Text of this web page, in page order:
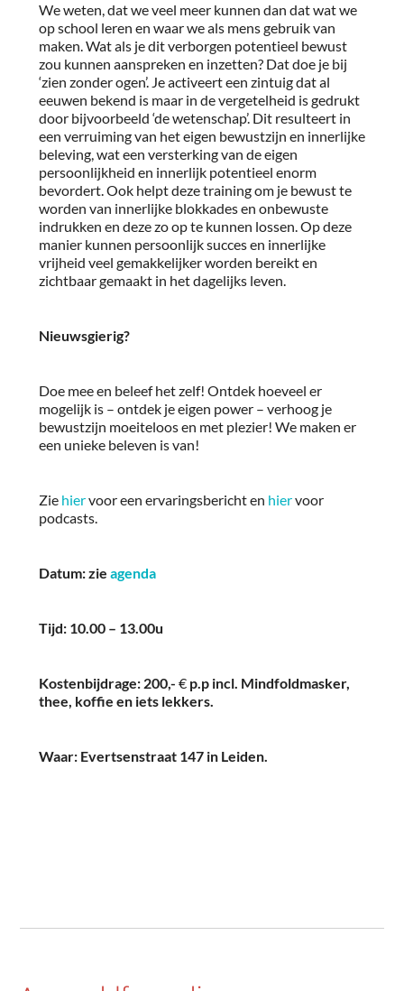
We weten, dat we veel meer kunnen dan dat wat we
op school leren en waar we als mens gebruik van
maken. Wat als je dit verborgen potentieel bewust
zou kunnen aanspreken en inzetten? Dat doe je bij
‘zien zonder ogen’. Je activeert een zintuig dat al
eeuwen bekend is maar in de vergetelheid is gedrukt
door bijvoorbeeld ‘de wetenschap’. Dit resulteert in
een verruiming van het eigen bewustzijn en innerlijke
beleving, wat een versterking van de eigen
persoonlijkheid en innerlijk potentieel enorm
bevordert. Ook helpt deze training om je bewust te
worden van innerlijke blokkades en onbewuste
indrukken en deze zo op te kunnen lossen. Op deze
manier kunnen persoonlijk succes en innerlijke
vrijheid veel gemakkelijker worden bereikt en
zichtbaar gemaakt in het dagelijks leven.
Nieuwsgierig?
Doe mee en beleef het zelf! Ontdek hoeveel er
mogelijk is – ontdek je eigen power – verhoog je
bewustzijn moeiteloos en met plezier! We maken er
een unieke beleven is van!
Zie hiervoor een ervaringsbericht en hiervoor
podcasts.
Datum: zie agenda
Tijd: 10.00 – 13.00u
Kostenbijdrage: 200,- €p.p incl. Mindfoldmasker,
thee, koffie en iets lekkers.
Waar: Evertsenstraat 147 in Leiden.